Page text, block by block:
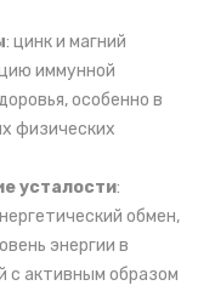
: цинк и магний
иммунной
особенно в
физических
усталости:
обмен,
энергии в
с активным образом